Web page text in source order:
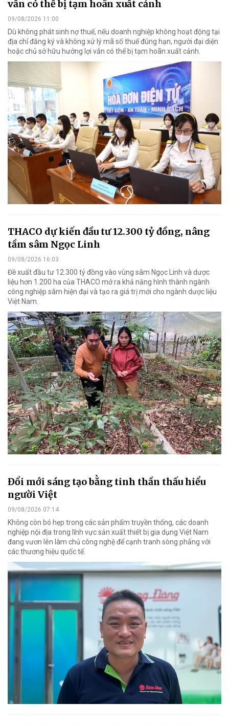
vẫn có thể bị tạm hoãn xuất cảnh
09/08/2026 11:00
Dù không phát sinh nợ thuế, nếu doanh nghiệp không hoạt động tại
địa chỉ đăng ký và không xử lý mã số thuế đúng hạn, người đại diện
hoặc chủ sở hữu hưởng lợi vẫn có thể bị tạm hoãn xuất cảnh.
THACO dự kiến đầu tư 12.300 tỷ đồng, nâng
tầm sâm Ngọc Linh
09/08/2026 16:03
Đề xuất đầu tư 12.300 tỷ đồng vào vùng sâm Ngọc Linh và dược
liệu hơn 1.200 ha của THACO mở ra khả năng hình thành ngành
công nghiệp sâm hiện đại và tạo ra giá trị mới cho ngành dược liệu
Việt Nam.
Đổi mới sáng tạo bằng tinh thần thấu hiểu
người Việt
09/08/2026 07:14
Không còn bó hẹp trong các sản phẩm truyền thống, các doanh
nghiệp nội địa trong lĩnh vực sản xuất thiết bị gia dụng Việt Nam
đang vươn lên làm chủ công nghệ để cạnh tranh sòng phẳng với
các thương hiệu quốc tế.